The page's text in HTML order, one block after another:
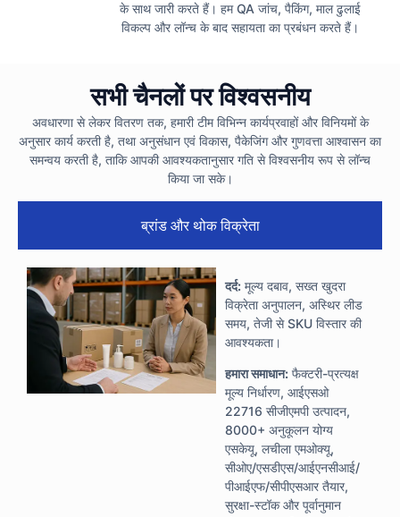
के साथ जारी करते हैं। हम QA जांच, पैकिंग, माल ढुलाई
विकल्प और लॉन्च के बाद सहायता का प्रबंधन करते हैं।
सभी चैनलों पर विश्वसनीय
अवधारणा से लेकर वितरण तक, हमारी टीम विभिन्न कार्यप्रवाहों और विनियमों के
अनुसार कार्य करती है, तथा अनुसंधान एवं विकास, पैकेजिंग और गुणवत्ता आश्वासन का
समन्वय करती है, ताकि आपकी आवश्यकतानुसार गति से विश्वसनीय रूप से लॉन्च
किया जा सके।
ब्रांड और थोक विक्रेता
दर्द:मूल्य दबाव, सख्त खुदरा
विक्रेता अनुपालन, अस्थिर लीड
समय, तेजी से SKU विस्तार की
आवश्यकता।
हमारा समाधान:फैक्टरी-प्रत्यक्ष
मूल्य निर्धारण, आईएसओ
22716 सीजीएमपी उत्पादन,
8000+ अनुकूलन योग्य
एसकेयू, लचीला एमओक्यू,
सीओए/एसडीएस/आईएनसीआई/
पीआईएफ/सीपीएसआर तैयार,
सुरक्षा-स्टॉक और पूर्वानुमान